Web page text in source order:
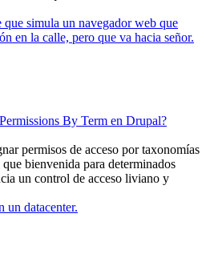
By Term en Drupal?
permisos de acceso por taxonomías
bienvenida para determinados
un control de acceso liviano y